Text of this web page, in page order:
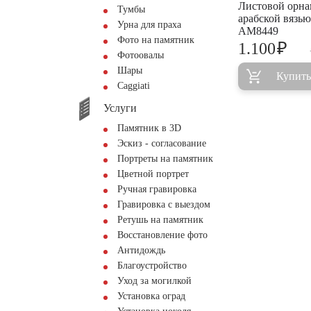
Тумбы
Урна для праха
Фото на памятник
Фотоовалы
Шары
Сaggiati
Услуги
Памятник в 3D
Эскиз - согласование
Портреты на памятник
Цветной портрет
Ручная гравировка
Гравировка с выездом
Ретушь на памятник
Восстановление фото
Антидождь
Благоустройство
Уход за могилкой
Установка оград
Листовой
арабской
AM8449
1.100₽
Купить